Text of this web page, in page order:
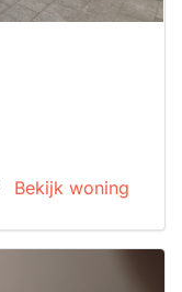
Bekijk woning